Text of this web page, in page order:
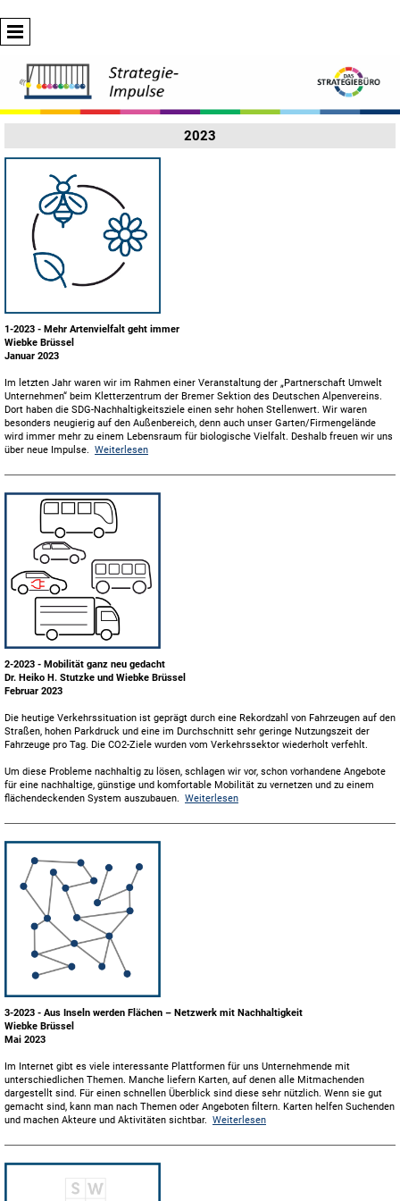
2023
1-2023 - Mehr Artenvielfalt geht immer
Wiebke Brüssel
Januar 2023
Im letzten Jahr waren wir im Rahmen einer Veranstaltung der „Partnerschaft Umwelt
Unternehmen“ beim Kletterzentrum der Bremer Sektion des Deutschen Alpenvereins.
Dort haben die SDG-Nachhaltigkeitsziele einen sehr hohen Stellenwert. Wir waren
besonders neugierig auf den Außenbereich, denn auch unser Garten/Firmengelände
wird immer mehr zu einem Lebensraum für biologische Vielfalt. Deshalb freuen wir uns
über neue Impulse. Weiterlesen
2-2023 - Mobilität ganz neu gedacht
Dr. Heiko H. Stutzke und Wiebke Brüssel
Februar 2023
Die heutige Verkehrssituation ist geprägt durch eine Rekordzahl von Fahrzeugen auf den
Straßen, hohen Parkdruck und eine im Durchschnitt sehr geringe Nutzungszeit der
Fahrzeuge pro Tag. Die CO2-Ziele wurden vom Verkehrssektor wiederholt verfehlt.
Um diese Probleme nachhaltig zu lösen, schlagen wir vor, schon vorhandene Angebote
für eine nachhaltige, günstige und komfortable Mobilität zu vernetzen und zu einem
flächendeckenden System auszubauen. Weiterlesen
3-2023 - Aus Inseln werden Flächen – Netzwerk mit Nachhaltigkeit
Wiebke Brüssel
Mai 2023
Im Internet gibt es viele interessante Plattformen für uns Unternehmende mit
unterschiedlichen Themen. Manche liefern Karten, auf denen alle Mitmachenden
dargestellt sind. Für einen schnellen Überblick sind diese sehr nützlich. Wenn sie gut
gemacht sind, kann man nach Themen oder Angeboten filtern. Karten helfen Suchenden
und machen Akteure und Aktivitäten sichtbar. Weiterlesen